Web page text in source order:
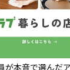
が本音で選んだ